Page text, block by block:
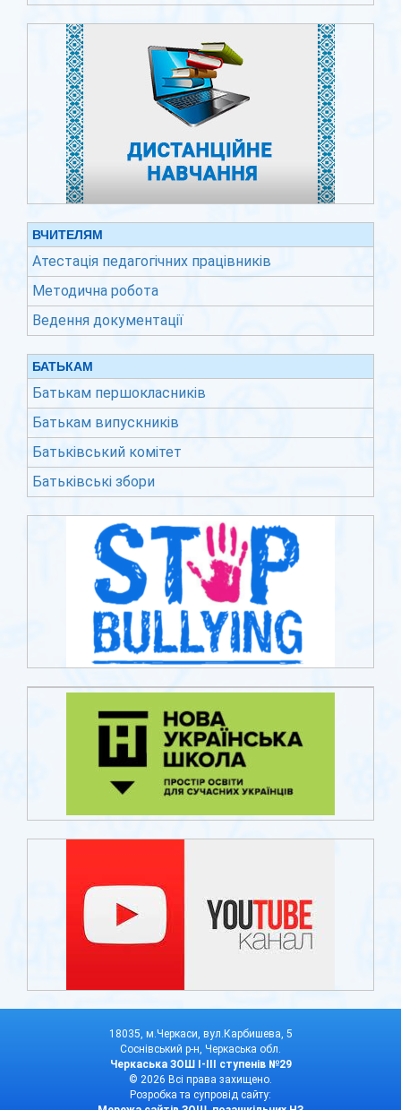
ВЧИТЕЛЯМ
Атестація педагогічних працівників
Методична робота
Ведення документації
БАТЬКАМ
Батькам першокласників
Батькам випускників
Батьківський комітет
Батьківські збори
18035, м.Черкаси, вул.Карбишева, 5
Соснівський р-н, Черкаська обл.
Черкаська ЗОШ І-ІІІ ступенів №29
© 2026 Всі права захищено.
Розробка та супровід сайту: